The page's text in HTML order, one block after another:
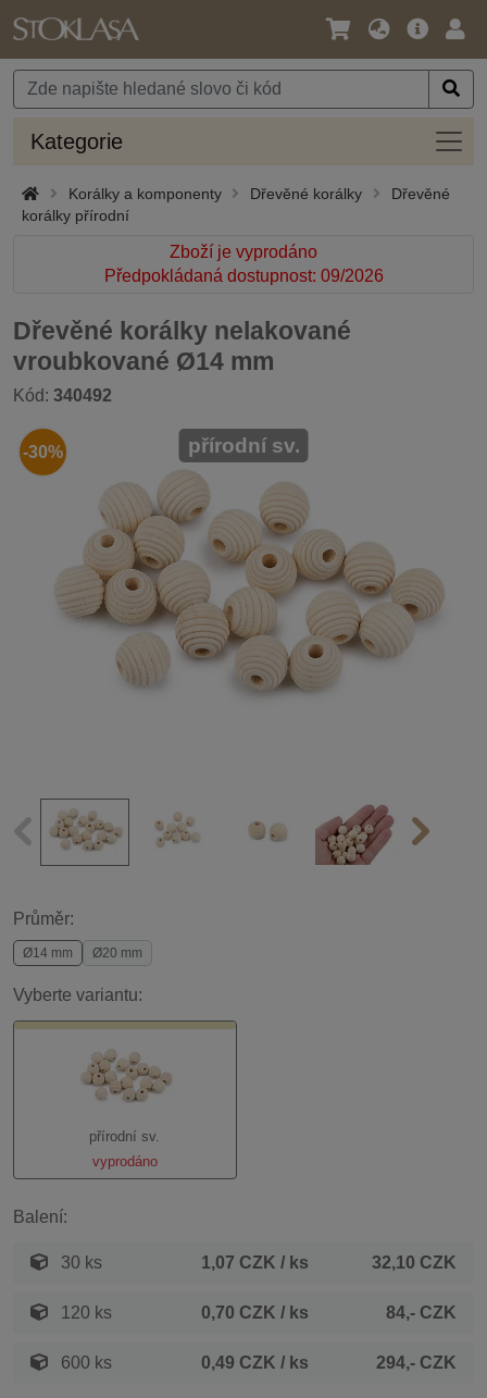
Jazyk
Měna
Hlavní
Kategorie
Korálky a komponenty Dřevěné korálky
Dřevěné
korálky přírodní
Zboží je vyprodáno
Předpokládaná dostupnost: 09/2026
Dřevěné korálky nelakované
vroubkované Ø14 mm
Kód: 340492
-30% přírodní sv.
Průměr:
Ø14 mm Ø20 mm
Vyberte variantu:
přírodní sv.
vyprodáno
Balení:
30 ks 1,07 CZK / ks 32,10 CZK
120 ks 0,70 CZK / ks 84,- CZK
600 ks 0,49 CZK / ks 294,- CZK